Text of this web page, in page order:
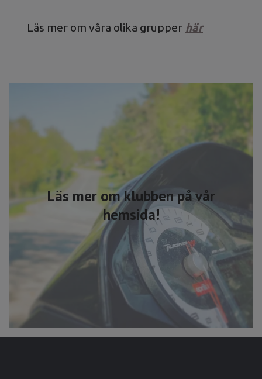
Läs mer om klubben på vår
hemsida!
Läs mer om våra olika grupper här